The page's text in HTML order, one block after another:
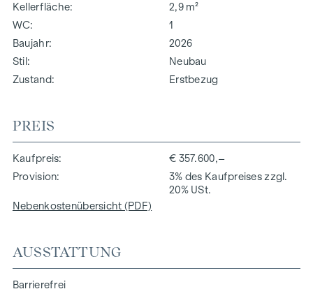
Kellerfläche
2,9 m²
WC
1
Baujahr
2026
Stil
Neubau
Zustand
Erstbezug
PREIS
Kaufpreis
€ 357.600,–
Provision
3% des Kaufpreises zzgl.
20% USt.
Nebenkostenübersicht (PDF)
AUSSTATTUNG
Barrierefrei